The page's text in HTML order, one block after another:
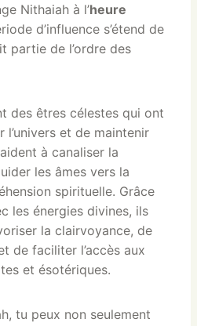
Nithaiah à l’heure
d’influence s’étend de
partie de l’ordre des
des êtres célestes qui ont
l’univers et de maintenir
à canaliser la
les âmes vers la
spirituelle. Grâce
les énergies divines, ils
la clairvoyance, de
de faciliter l’accès aux
et ésotériques.
tu peux non seulement